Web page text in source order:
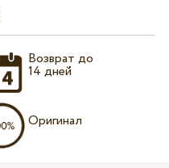
Возврат до
14 дней
Оригинал